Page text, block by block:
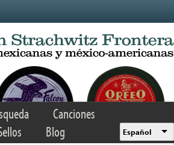
Canciones
Blog Español